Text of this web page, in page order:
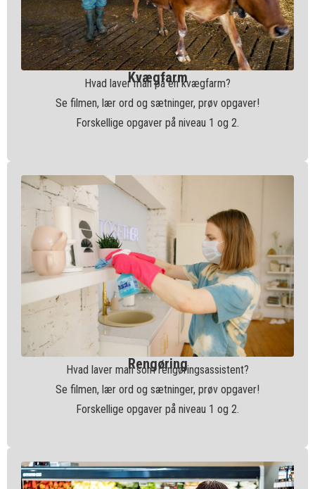
Kvægfarm
Hvad laver man på en kvægfarm?
Se filmen, lær ord og sætninger, prøv opgaver!
Forskellige opgaver på niveau 1 og 2.
Rengøring
Hvad laver man som rengøringsassistent?
Se filmen, lær ord og sætninger, prøv opgaver!
Forskellige opgaver på niveau 1 og 2.